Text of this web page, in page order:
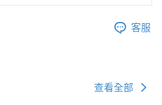
客服
查看全部